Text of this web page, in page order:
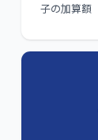
子の加算額